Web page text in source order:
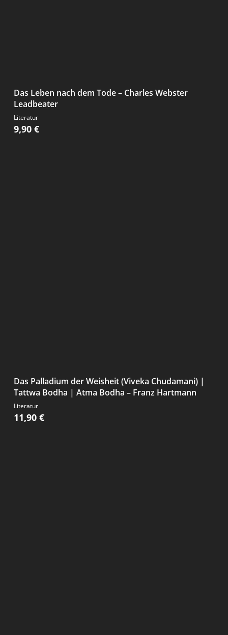
Das Leben nach dem Tode – Charles Webster
Leadbeater
Literatur
9,90 €
Das Palladium der Weisheit (Viveka Chudamani) |
Tattwa Bodha | Atma Bodha – Franz Hartmann
Literatur
11,90 €